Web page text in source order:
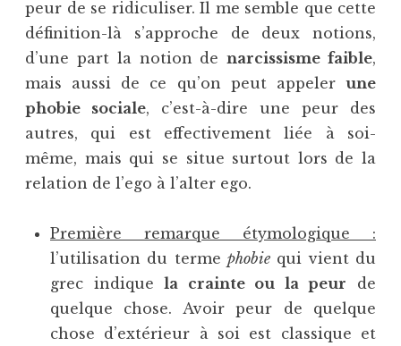
peur de se ridiculiser. Il me semble que cette
définition-là s’approche de deux notions,
d’une part la notion denarcissisme faible,
mais aussi de ce qu’on peut appeler une
phobie sociale, c’est-à-dire une peur des
autres, qui est effectivement liée à soi-
même, mais qui se situe surtout lors de la
relation de l’ego à l’alter ego.
Première remarque étymologique :
l’utilisation du terme phobie qui vient du
grec indiquela crainte ou la peur de
quelque chose. Avoir peur de quelque
chose d’extérieur à soi est classique et